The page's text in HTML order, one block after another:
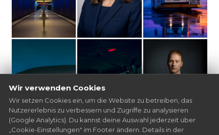
Wir verwenden Cookies
Wir setzen Cookies ein, um die Website zu betreiben, das
Nutzererlebnis zu verbessern und Zugriffe zu analysieren
(Google Analytics). Du kannst deine Auswahl jederzeit über
„Cookie-Einstellungen" im Footer ändern. Details in der